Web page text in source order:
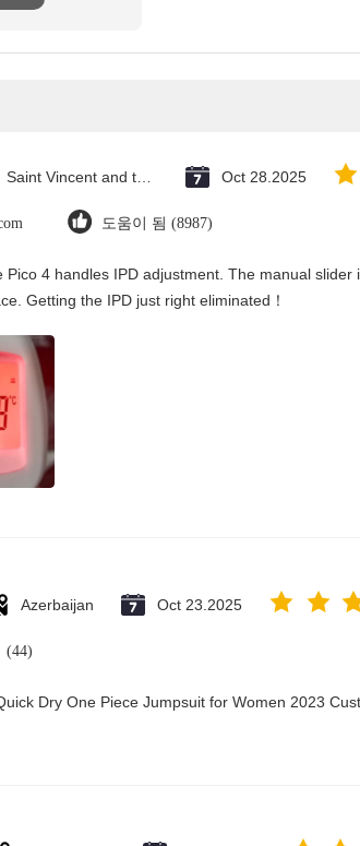
Oct 28.2025
도움이 됨 (8987)
Pico 4 handles IPD adjustment. The manual slider
Getting the IPD just right eliminated！
Azerbaijan Oct 23.2025
(44)
Dry One Piece Jumpsuit for Women 2023